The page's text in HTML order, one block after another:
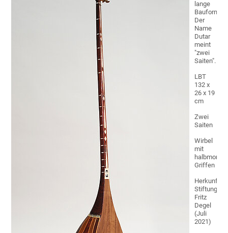
lange
Bauform.
Der
Name
Dutar
meint
"zwei
Saiten".
LBT
132 x
26 x 19
cm
Zwei
Saiten
Wirbel
mit
Griffen
Herkunft:
Stiftung
Fritz
Degel
(Juli
2021)